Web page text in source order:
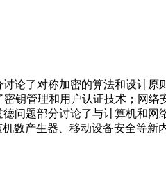
论了对称加密的算法和设计
钥管理和用户认证技术；网络
问题部分讨论了与计算机和
数产生器、移动设备安全等